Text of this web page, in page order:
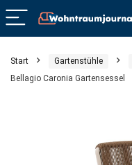
Start Gartenstühle
Bellagio Caronia Gartensessel